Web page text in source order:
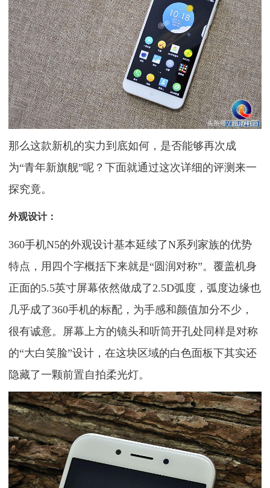
那么这款新机的实力到底如何，是否能够再次成
为“青年新旗舰”呢？下面就通过这次详细的评测来一
探究竟。
外观设计：
360手机N5的外观设计基本延续了N系列家族的优势
特点，用四个字概括下来就是“圆润对称”。覆盖机身
正面的5.5英寸屏幕依然做成了2.5D弧度，弧度边缘也
几乎成了360手机的标配，为手感和颜值加分不少，
很有诚意。屏幕上方的镜头和听筒开孔处同样是对称
的“大白笑脸”设计，在这块区域的白色面板下其实还
隐藏了一颗前置自拍柔光灯。